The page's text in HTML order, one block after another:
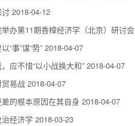
2018-04-12
办第11期香樟经济学（北京）研讨会
“事”谋“势” 2018-04-07
应不惜“以小战换大和” 2018-04-07
易战 2018-04-07
的根本原因在其自身 2018-04-07
经济学 2018-03-23